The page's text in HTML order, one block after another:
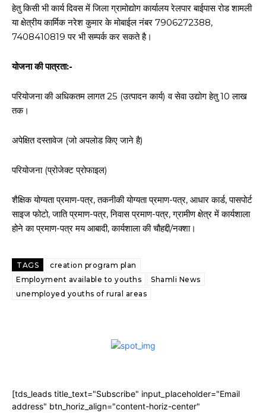
हेतु किसी भी कार्य दिवस में जिला ग्रामोद्योग कार्यालय रेलपार बाईपास रोड शामली
या क्षेत्रीय कार्मिक नरेश कुमार के मोबाईल नंबर 7906272388,
7408410819 पर भी सम्पर्क कर सकते है।
योजना की पात्रता:-
परियोजना की अधिकतम लागत 25 (उत्पादन कार्य) व सेवा उद्योग हेतु 10 लाख
तक।
अपेक्षित दस्तावेज (जो अपलोड किए जाने है)
परियोजना (प्रोजेक्ट प्रोफाइल)
शैक्षिक योग्यता प्रमाण-पत्र, तकनीकी योग्यता प्रमाण-पत्र, आधार कार्ड, पासपोर्ट
साइज फोटो, जाति प्रमाण-पत्र, निवास प्रमाण-पत्र, ग्रामीण क्षेत्र में कार्यशाला
होने का प्रमाण-पत्र मय आबादी, कार्यशाला की चौहद्दी/नक्शा।
TAGS
creation program plan
Employment available to youths
Shamli News
unemployed youths of rural areas
[tds_leads title_text="Subscribe" input_placeholder="Email
address" btn_horiz_align="content-horiz-center"